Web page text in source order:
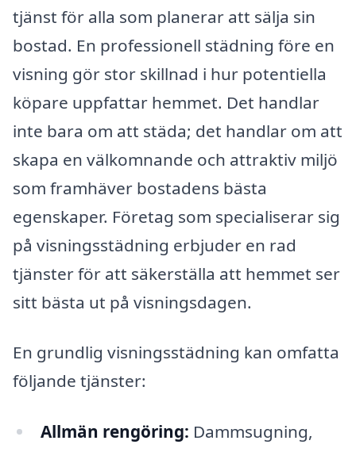
tjänst för alla som planerar att sälja sin
bostad. En professionell städning före en
visning gör stor skillnad i hur potentiella
köpare uppfattar hemmet. Det handlar
inte bara om att städa; det handlar om att
skapa en välkomnande och attraktiv miljö
som framhäver bostadens bästa
egenskaper. Företag som specialiserar sig
på visningsstädning erbjuder en rad
tjänster för att säkerställa att hemmet ser
sitt bästa ut på visningsdagen.
En grundlig visningsstädning kan omfatta
följande tjänster:
Allmän rengöring: Dammsugning,